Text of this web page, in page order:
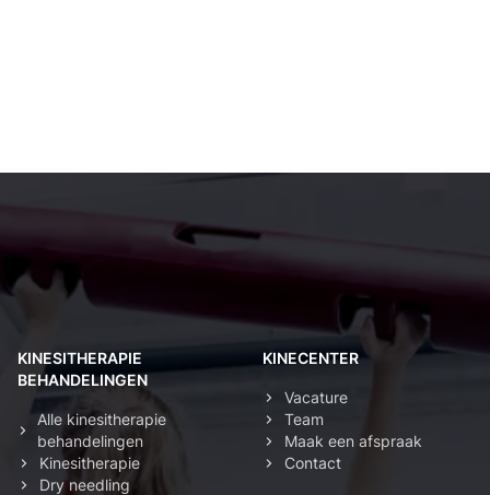
KINESITHERAPIE
BEHANDELINGEN
Alle kinesitherapie
behandelingen
Kinesitherapie
Dry needling
KINECENTER
Vacature
Team
Maak een afspraak
Contact